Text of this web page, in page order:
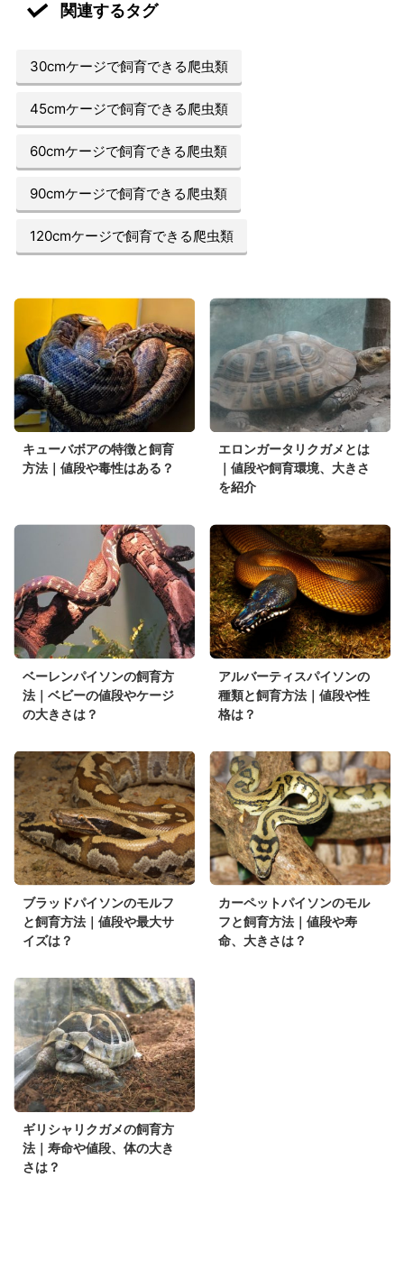
関連するタグ
30cmケージで飼育できる爬虫類
45cmケージで飼育できる爬虫類
60cmケージで飼育できる爬虫類
90cmケージで飼育できる爬虫類
120cmケージで飼育できる爬虫類
キューバボアの特徴と飼育
方法｜値段や毒性はある？
エロンガータリクガメとは
｜値段や飼育環境、大きさ
を紹介
ベーレンパイソンの飼育方
法｜ベビーの値段やケージ
の大きさは？
アルバーティスパイソンの
種類と飼育方法｜値段や性
格は？
ブラッドパイソンのモルフ
と飼育方法｜値段や最大サ
イズは？
カーペットパイソンのモル
フと飼育方法｜値段や寿
命、大きさは？
ギリシャリクガメの飼育方
法｜寿命や値段、体の大き
さは？